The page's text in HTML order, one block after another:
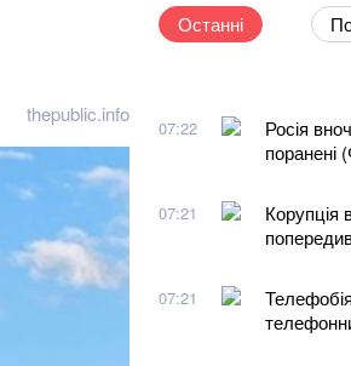
thepublic.info
Останні
07:22
Росія
07:21
Корупція
07:21